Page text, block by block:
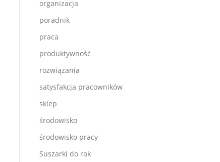
organizacja
poradnik
praca
produktywność
rozwiązania
satysfakcja pracowników
sklep
środowisko
środowisko pracy
Suszarki do rak